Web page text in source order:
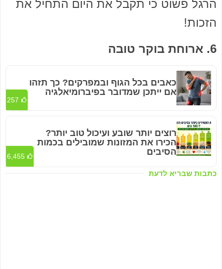
הרגל פשוט כי תקבל את היום התחיל את
הזכות!
6. ארוחת בוקר טובה
כתבות שבריא לדעת
כאבים בכל הגוף ובמפרקים? כך תזהו
אם ייתכן שמדובר בפיברומיאלגיה
257
רוצים יותר שובע ועיכול טוב יותר?
הכירו את המזונות שמובילים בכמות
הסיבים
6,455